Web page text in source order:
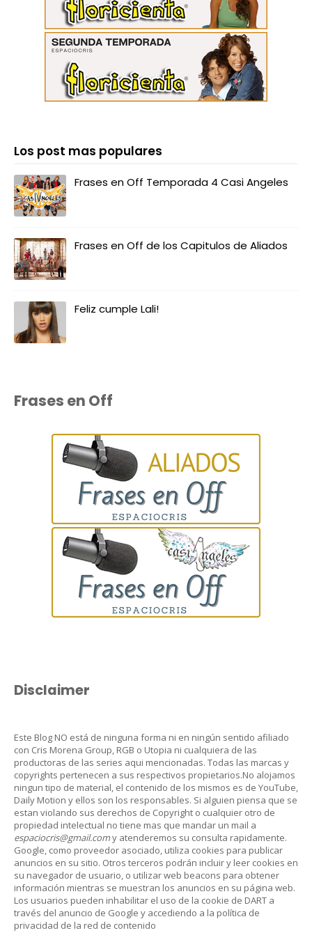
Los post mas populares
Frases en Off Temporada 4 Casi Angeles
Frases en Off de los Capitulos de Aliados
Feliz cumple Lali!
Frases en Off
Disclaimer
Este Blog NO está de ninguna forma ni en ningún sentido afiliado
con Cris Morena Group, RGB o Utopia ni cualquiera de las
productoras de las series aqui mencionadas. Todas las marcas y
copyrights pertenecen a sus respectivos propietarios.No alojamos
ningun tipo de material, el contenido de los mismos es de YouTube,
Daily Motion y ellos son los responsables. Si alguien piensa que se
estan violando sus derechos de Copyright o cualquier otro de
propiedad intelectual no tiene mas que mandar un mail a
espaciocris@gmail.comy atenderemos su consulta rapidamente.
Google, como proveedor asociado, utiliza cookies para publicar
anuncios en su sitio. Otros terceros podrán incluir y leer cookies en
su navegador de usuario, o utilizar web beacons para obtener
información mientras se muestran los anuncios en su página web.
Los usuarios pueden inhabilitar el uso de la cookie de DART a
través del anuncio de Google y accediendo a la política de
privacidad de la red de contenido